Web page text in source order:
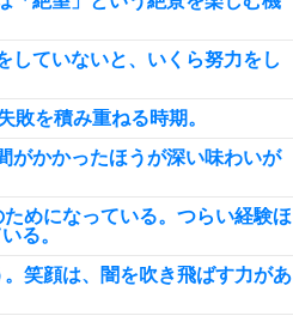
していないと、いくら努力をし
敗を積み重ねる時期。
がかかったほうが深い味わいが
ためになっている。つらい経験ほ
る。
。笑顔は、闇を吹き飛ばす力があ